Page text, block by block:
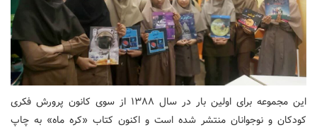
این مجموعه برای اولین بار در سال ۱۳۸۸
از سوی کانون پرورش فکری
کودکان و نوجوانان منتشر شده است و اکنون کتاب‌ «کره‌ ماه» به چاپ